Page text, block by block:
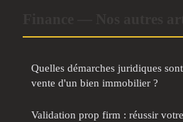
Quelles démarches juridiques
vente d'un bien immobilier ?
Validation prop firm : réussir